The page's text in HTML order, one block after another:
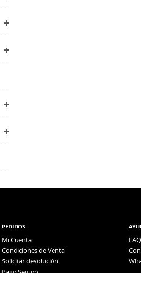
PEDIDOS
Mi Cuenta
Condiciones de Venta
Solicitar devolución
Pago Seguro
FAQ